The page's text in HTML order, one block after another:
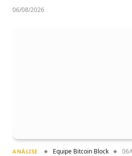
06/08/2026
ANÁLISE Equipe Bitcoin Block